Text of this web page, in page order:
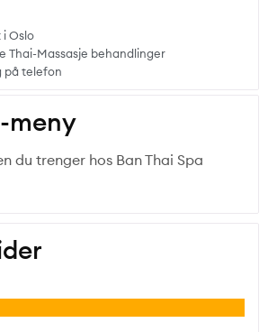
Oslo
Thai-Massasje behandlinger
på telefon
meny
du trenger hos Ban Thai Spa